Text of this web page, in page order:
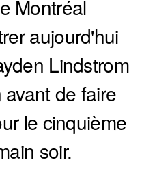
Montréal
aujourd'hui
Lindstrom
de faire
le cinquième
soir.